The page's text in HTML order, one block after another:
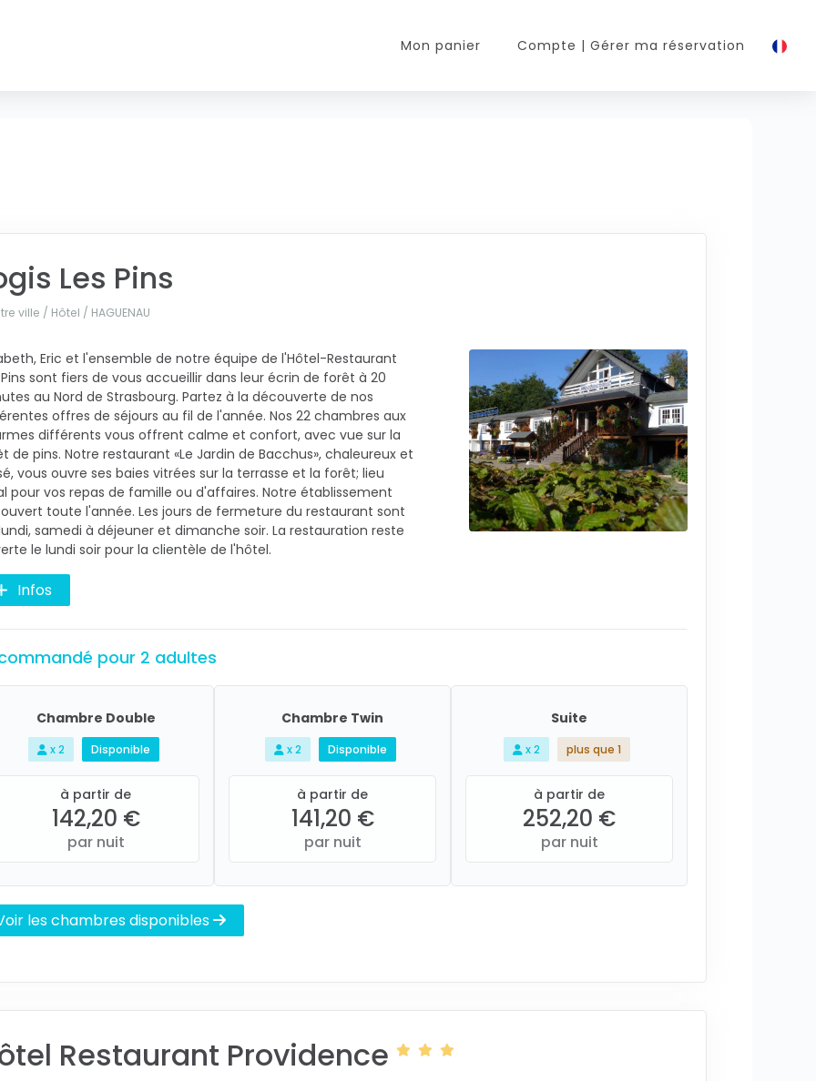
Mon panier Compte | Gérer ma réservation
Les Pins
ville / Hôtel / HAGUENAU
Eric et l'ensemble de notre équipe de l'Hôtel-Restaurant
Pins sont fiers de vous accueillir dans leur écrin de forêt à 20
au Nord de Strasbourg. Partez à la découverte de nos
offres de séjours au fil de l'année. Nos 22 chambres aux
différents vous offrent calme et confort, avec vue sur la
de pins. Notre restaurant «Le Jardin de Bacchus», chaleureux et
vous ouvre ses baies vitrées sur la terrasse et la forêt; lieu
pour vos repas de famille ou d'affaires. Notre établissement
toute l'année. Les jours de fermeture du restaurant sont
samedi à déjeuner et dimanche soir. La restauration reste
le lundi soir pour la clientèle de l'hôtel.
Infos
pour 2 adultes
Chambre Double
x 2 Disponible
à partir de
142,20 €
par nuit
Chambre Twin
x 2 Disponible
à partir de
141,20 €
par nuit
Suite
x 2 plus que 1
à partir de
252,20 €
par nuit
les chambres disponibles
Restaurant Providence